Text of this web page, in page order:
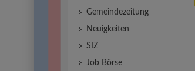
Gemeindezeitung
Neuigkeiten
SIZ
Job Börse